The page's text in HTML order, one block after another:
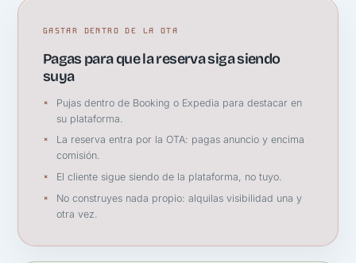
GASTAR DENTRO DE LA OTA
Pagas para que la reserva siga siendo
suya
Pujas dentro de Booking o Expedia para destacar en
su plataforma.
La reserva entra por la OTA: pagas anuncio y encima
comisión.
El cliente sigue siendo de la plataforma, no tuyo.
No construyes nada propio: alquilas visibilidad una y
otra vez.